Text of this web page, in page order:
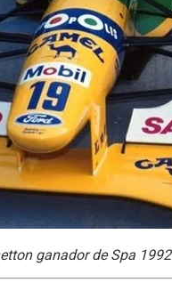
ganador de Spa 1992